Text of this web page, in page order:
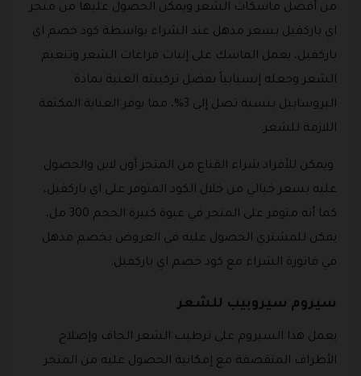
من أفضل ماسكات الشعر ويمكن الحصول عليها من متجر
اي باركفيل بسعر مذهل عند الشراء بواسطة كود خصم اي
باركفيل، يعمل الماسك على إنبات فراغات الشعر وتنعيم
الشعر وجعله إنسيابياً بفضل تركيبته الغنية بمادة
البروسابيل بنسبة تصل إلى 3%، مما يوفر العناية المكثفة
اللازمة للشعر.
ويمكن للأفراد شراء القناع من المتجر أون لاين والحصول
عليه بسعر خيالي من خلال الكود المتوفر على اي باركفيل،
كما أنه متوفر على المتجر في عبوة كبيرة الحجم 300 مل،
يمكن للمشتري الحصول عليه في العروض بخصم مذهل
في فاتورة الشراء مع كود خصم اي باركفيل.
سيروم سيروبيب للشعر
يعمل هذا السيروم على ترطيب الشعر الجاف وإصلاح
الأطراف المتقصفة مع إمكانية الحصول عليه من المتجر